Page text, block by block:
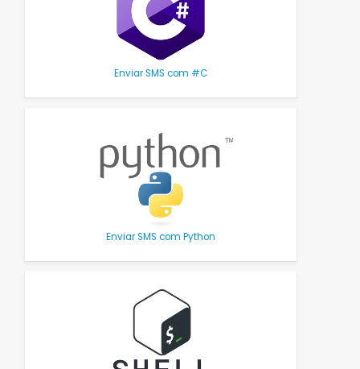
Enviar SMS com #C
Enviar SMS com Python